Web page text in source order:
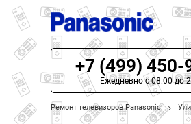
ЦЕНЫ НА РЕМОНТ
О СЕРВИСЕ
+7 (499) 450-
Ежедневно с 08:00 до
Ремонт телевизоров Panasonic